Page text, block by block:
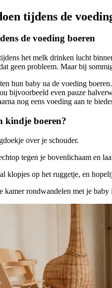
tijdens de
de voeding boeren
het melk drinken lucht
geen probleem. Maar bij
hun baby na de voeding
bijvoorbeeld even pauze
nog eens voeding aan te
kindje boeren?
over je schouder.
tegen je bovenlichaam en
klopjes op het ruggetje, en
kamer rondwandelen met je